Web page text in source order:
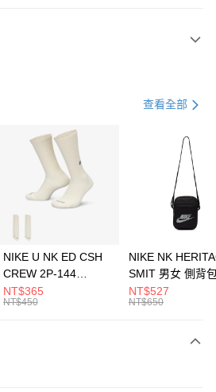
21家銀行
第一商業銀行
彰化商業銀行
查看全部
NIKE U NK ED CSH
CREW 2P-144
EMBRDY 男女 短統襪
FZ3073133
NT$365
NT$450
NIKE NK
SMIT 男女 側背
BA5871010
NT$527
NT$650